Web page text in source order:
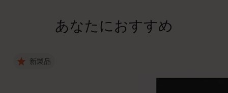
あなたにおすすめ
新製品